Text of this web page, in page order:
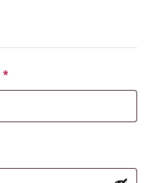
*Obligatorio